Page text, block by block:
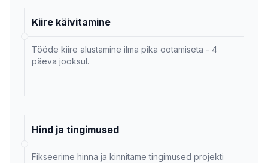
Kiire käivitamine
Tööde kiire alustamine ilma pika ootamiseta - 4
päeva jooksul.
Hind ja tingimused
Fikseerime hinna ja kinnitame tingimused projekti